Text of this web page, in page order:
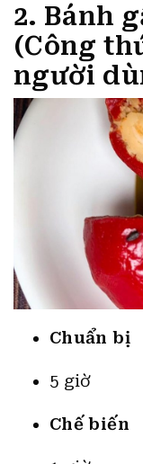
2. Bánh
(Công
người
Chuẩn bị
5 giờ
Chế biến